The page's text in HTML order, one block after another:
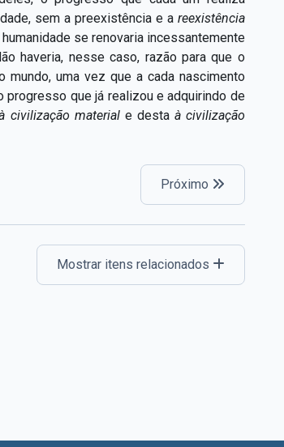
sem a preexistência e a reexistência
se renovaria incessantemente
haveria, nesse caso, razão para que o
uma vez que a cada nascimento
progresso que já realizou e adquirindo de
civilização material e desta à civilização
Próximo
Mostrar itens relacionados